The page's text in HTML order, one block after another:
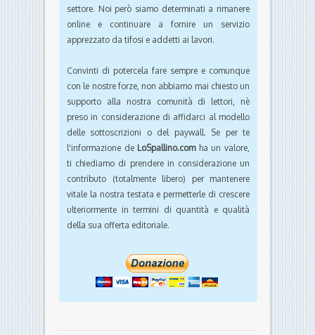
settore. Noi però siamo determinati a rimanere
online e continuare a fornire un servizio
apprezzato da tifosi e addetti ai lavori.
Convinti di potercela fare sempre e comunque
con le nostre forze, non abbiamo mai chiesto un
supporto alla nostra comunità di lettori, nè
preso in considerazione di affidarci al modello
delle sottoscrizioni o del paywall. Se per te
l'informazione de LoSpallino.comha un valore,
ti chiediamo di prendere in considerazione un
contributo (totalmente libero) per mantenere
vitale la nostra testata e permetterle di crescere
ulteriormente in termini di quantità e qualità
della sua offerta editoriale.